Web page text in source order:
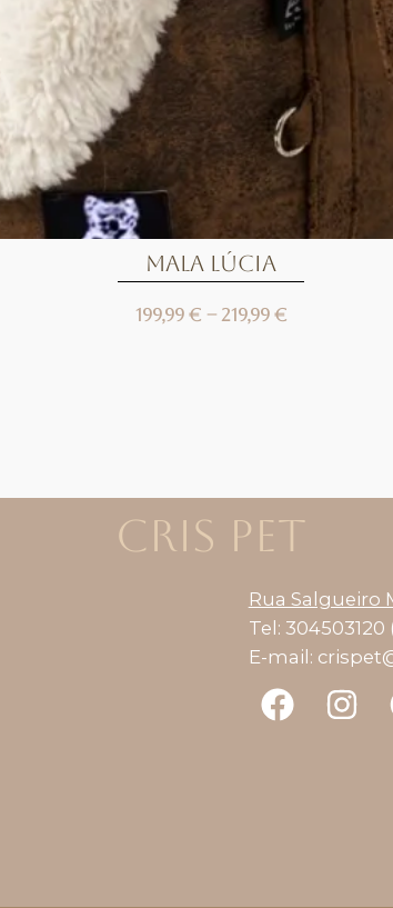
Mala Lúcia
199,99 € – 219,99 €
CRIS PET
Rua Salgueiro
Tel:
E-mail: